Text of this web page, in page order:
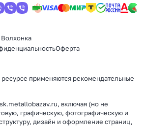
Оферта
применяются рекомендательные
включая (но не
графическую, фотографическую и
дизайн и оформление страниц,